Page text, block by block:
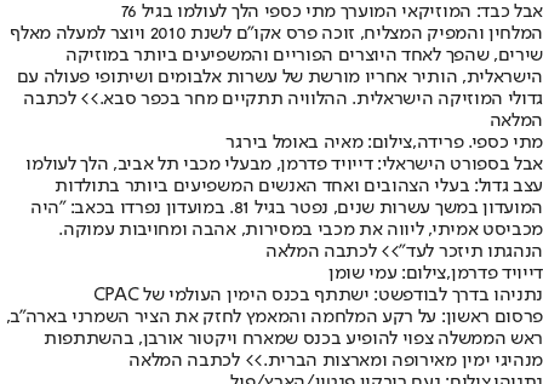
אבל כבד: המוזיקאי המוערך מתי כספי הלך לעולמו בגיל 76
המלחין והמפיק המצליח, זוכה פרס אקו"ם לשנת 2010 ויוצר למעלה מאלף
שירים, שהפך לאחד היוצרים הפוריים והמשפיעים ביותר במוזיקה
הישראלית, הותיר אחריו מורשת של עשרות אלבומים ושיתופי פעולה עם
גדולי המוזיקה הישראלית. ההלוויה תתקיים מחר בכפר סבא.>> לכתבה
המלאה
מתי כספי. פרידה,צילום: מאיה באומל בירגר
אבל בספורט הישראלי: דייויד פדרמן, מבעלי מכבי תל אביב, הלך לעולמו
עצב גדול: בעלי הצהובים ואחד האנשים המשפיעים ביותר בתולדות
המועדון במשך עשרות שנים, נפטר בגיל 81. במועדון נפרדו בכאב: "היה
מכביסט אמיתי, ליווה את מכבי במסירות, אהבה ומחויבות עמוקה.
הנהגתו תיזכר לעד">> לכתבה המלאה
דייויד פדרמן,צילום: עמי שומן
נתניהו בדרך לבודפשט: ישתתף בכנס הימין העולמי של CPAC
פרסום ראשון: על רקע המלחמה והמאמץ לחזק את הציר השמרני בארה״ב,
ראש הממשלה צפוי להופיע בכנס שמארח ויקטור אורבן, בהשתתפות
מנהיגי ימין מאירופה ומארצות הברית.>> לכתבה המלאה